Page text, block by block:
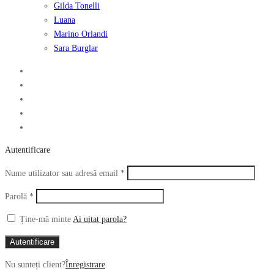
Gilda Tonelli
Luana
Marino Orlandi
Sara Burglar
Autentificare
Nume utilizator sau adresă email *
Parolă *
Ține-mă minte Ai uitat parola?
Autentificare
Nu sunteți client?Înregistrare